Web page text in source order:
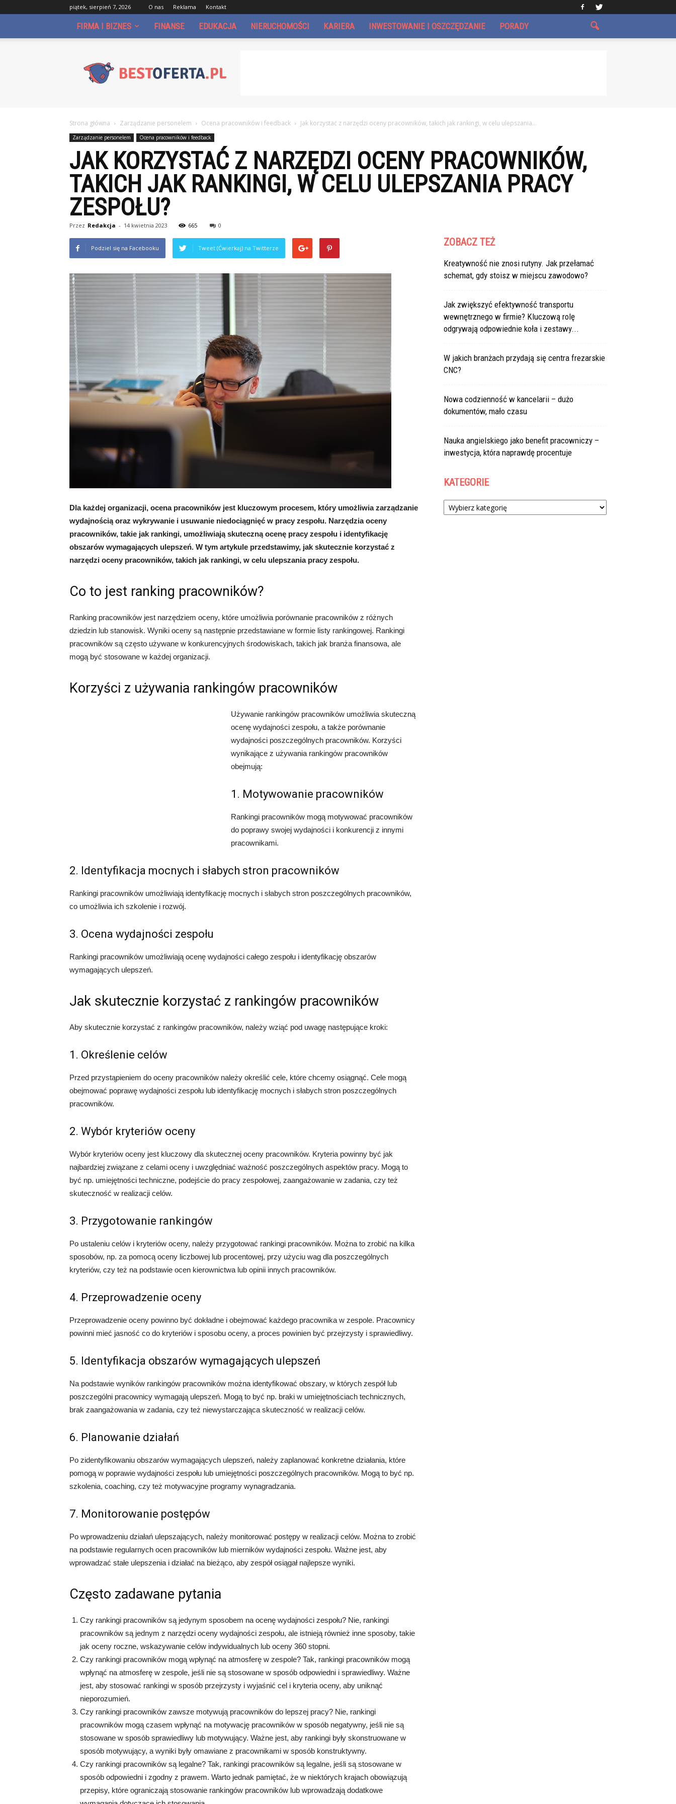
piątek, sierpień 7, 2026 O nas Reklama Kontakt
FIRMA I BIZNES FINANSE EDUKACJA NIERUCHOMOŚCI KARIERA INWESTOWANIE I OSZCZĘDZANIE PORADY
Strona główna Zarządzanie personelem Ocena pracowników i feedback Jak korzystać z narzędzi oceny pracowników, takich jak rankingi, w celu ulepszania...
Zarządzanie personelem Ocena pracowników i feedback
JAK KORZYSTAĆ Z NARZĘDZI OCENY PRACOWNIKÓW,
TAKICH JAK RANKINGI, W CELU ULEPSZANIA PRACY
ZESPOŁU?
Przez Redakcja - 14 kwietnia 2023 665 0
Podziel się na Facebooku Tweet (Ćwierkaj) na Twitterze
Dla każdej organizacji, ocena pracowników jest kluczowym procesem, który umożliwia zarządzanie
wydajnością oraz wykrywanie i usuwanie niedociągnięć w pracy zespołu. Narzędzia oceny
pracowników, takie jak rankingi, umożliwiają skuteczną ocenę pracy zespołu i identyfikację
obszarów wymagających ulepszeń. W tym artykule przedstawimy, jak skutecznie korzystać z
narzędzi oceny pracowników, takich jak rankingi, w celu ulepszania pracy zespołu.
Co to jest ranking pracowników?
Ranking pracowników jest narzędziem oceny, które umożliwia porównanie pracowników z różnych
dziedzin lub stanowisk. Wyniki oceny są następnie przedstawiane w formie listy rankingowej. Rankingi
pracowników są często używane w konkurencyjnych środowiskach, takich jak branża finansowa, ale
mogą być stosowane w każdej organizacji.
Korzyści z używania rankingów pracowników
Używanie rankingów pracowników umożliwia skuteczną
ocenę wydajności zespołu, a także porównanie
wydajności poszczególnych pracowników. Korzyści
wynikające z używania rankingów pracowników
obejmują:
1. Motywowanie pracowników
Rankingi pracowników mogą motywować pracowników
do poprawy swojej wydajności i konkurencji z innymi
pracownikami.
2. Identyfikacja mocnych i słabych stron pracowników
Rankingi pracowników umożliwiają identyfikację mocnych i słabych stron poszczególnych pracowników,
co umożliwia ich szkolenie i rozwój.
3. Ocena wydajności zespołu
Rankingi pracowników umożliwiają ocenę wydajności całego zespołu i identyfikację obszarów
wymagających ulepszeń.
Jak skutecznie korzystać z rankingów pracowników
Aby skutecznie korzystać z rankingów pracowników, należy wziąć pod uwagę następujące kroki:
1. Określenie celów
Przed przystąpieniem do oceny pracowników należy określić cele, które chcemy osiągnąć. Cele mogą
obejmować poprawę wydajności zespołu lub identyfikację mocnych i słabych stron poszczególnych
pracowników.
2. Wybór kryteriów oceny
Wybór kryteriów oceny jest kluczowy dla skutecznej oceny pracowników. Kryteria powinny być jak
najbardziej związane z celami oceny i uwzględniać ważność poszczególnych aspektów pracy. Mogą to
być np. umiejętności techniczne, podejście do pracy zespołowej, zaangażowanie w zadania, czy też
skuteczność w realizacji celów.
3. Przygotowanie rankingów
Po ustaleniu celów i kryteriów oceny, należy przygotować rankingi pracowników. Można to zrobić na kilka
sposobów, np. za pomocą oceny liczbowej lub procentowej, przy użyciu wag dla poszczególnych
kryteriów, czy też na podstawie ocen kierownictwa lub opinii innych pracowników.
4. Przeprowadzenie oceny
Przeprowadzenie oceny powinno być dokładne i obejmować każdego pracownika w zespole. Pracownicy
powinni mieć jasność co do kryteriów i sposobu oceny, a proces powinien być przejrzysty i sprawiedliwy.
5. Identyfikacja obszarów wymagających ulepszeń
Na podstawie wyników rankingów pracowników można identyfikować obszary, w których zespół lub
poszczególni pracownicy wymagają ulepszeń. Mogą to być np. braki w umiejętnościach technicznych,
brak zaangażowania w zadania, czy też niewystarczająca skuteczność w realizacji celów.
6. Planowanie działań
Po zidentyfikowaniu obszarów wymagających ulepszeń, należy zaplanować konkretne działania, które
pomogą w poprawie wydajności zespołu lub umiejętności poszczególnych pracowników. Mogą to być np.
szkolenia, coaching, czy też motywacyjne programy wynagradzania.
7. Monitorowanie postępów
Po wprowadzeniu działań ulepszających, należy monitorować postępy w realizacji celów. Można to zrobić
na podstawie regularnych ocen pracowników lub mierników wydajności zespołu. Ważne jest, aby
wprowadzać stałe ulepszenia i działać na bieżąco, aby zespół osiągał najlepsze wyniki.
Często zadawane pytania
Czy rankingi pracowników są jedynym sposobem na ocenę wydajności zespołu? Nie, rankingi
pracowników są jednym z narzędzi oceny wydajności zespołu, ale istnieją również inne sposoby, takie
jak oceny roczne, wskazywanie celów indywidualnych lub oceny 360 stopni.
Czy rankingi pracowników mogą wpłynąć na atmosferę w zespole? Tak, rankingi pracowników mogą
wpłynąć na atmosferę w zespole, jeśli nie są stosowane w sposób odpowiedni i sprawiedliwy. Ważne
jest, aby stosować rankingi w sposób przejrzysty i wyjaśnić cel i kryteria oceny, aby uniknąć
nieporozumień.
Czy rankingi pracowników zawsze motywują pracowników do lepszej pracy? Nie, rankingi
pracowników mogą czasem wpłynąć na motywację pracowników w sposób negatywny, jeśli nie są
stosowane w sposób sprawiedliwy lub motywujący. Ważne jest, aby rankingi były skonstruowane w
sposób motywujący, a wyniki były omawiane z pracownikami w sposób konstruktywny.
Czy rankingi pracowników są legalne? Tak, rankingi pracowników są legalne, jeśli są stosowane w
sposób odpowiedni i zgodny z prawem. Warto jednak pamiętać, że w niektórych krajach obowiązują
przepisy, które ograniczają stosowanie rankingów pracowników lub wprowadzają dodatkowe
ZOBACZ TEŻ
Kreatywność nie znosi rutyny. Jak przełamać
schemat, gdy stoisz w miejscu zawodowo?
Jak zwiększyć efektywność transportu
wewnętrznego w firmie? Kluczową rolę
odgrywają odpowiednie koła i zestawy...
W jakich branżach przydają się centra frezarskie
CNC?
Nowa codzienność w kancelarii – dużo
dokumentów, mało czasu
Nauka angielskiego jako benefit pracowniczy –
inwestycja, która naprawdę procentuje
KATEGORIE
Kategorie